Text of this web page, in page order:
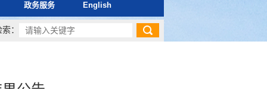
政务服务 English
：